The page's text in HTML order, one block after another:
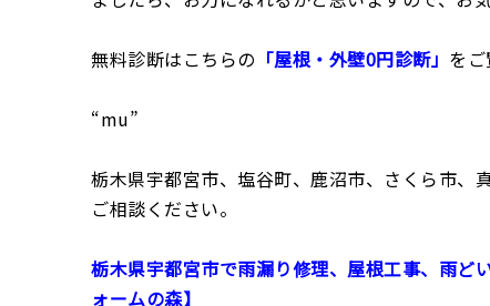
無料診断はこちらの 「屋根・外壁0円診断」 をご
“mu”
栃木県宇都宮市、塩谷町、鹿沼市、さくら市、
ご相談ください。
栃木県宇都宮市で雨漏り修理、屋根工事、雨ど
ォームの森】